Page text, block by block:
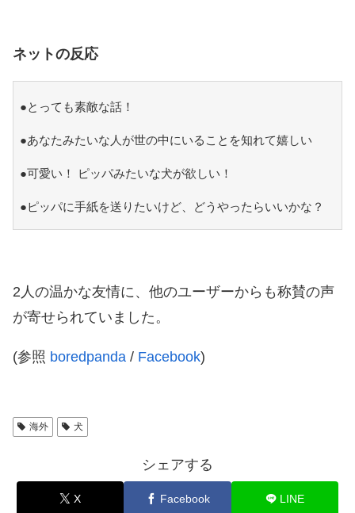
ネットの反応
●とっても素敵な話！
●あなたみたいな人が世の中にいることを知れて嬉しい
●可愛い！ ピッパみたいな犬が欲しい！
●ピッパに手紙を送りたいけど、どうやったらいいかな？
2人の温かな友情に、他のユーザーからも称賛の声
が寄せられていました。
(参照 boredpanda / Facebook)
海外 犬
シェアする
X Facebook LINE